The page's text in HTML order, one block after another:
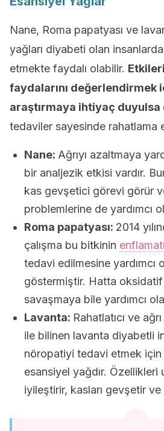
Nane, Roma papatyası ve
yağları diyabeti olan
etmekte faydalı olabilir.
faydalarını değerlendirmek
araştırmaya ihtiyaç duyulsa
tedaviler sayesinde rahatlama
Nane: Ağrıyı azaltmaya
bir analjezik etkisi vardır.
kas gevşetici görevi görür
problemlerine de yardımcı
Roma papatyası: 2014
çalışma bu bitkinin
tedavi edilmesine yardımcı
göstermiştir. Hatta
savaşmaya bile yardımcı
Lavanta: Rahatlatıcı ve
ile bilinen lavanta diyabetli
nöropatiyi tedavi etmek
esansiyel yağdır. Özellikleri
iyileştirir, kasları gevşetir ve